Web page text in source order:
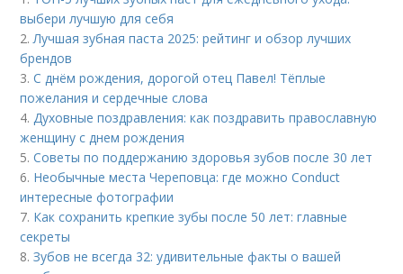
выбери лучшую для себя
2.Лучшая зубная паста 2025: рейтинг и обзор лучших
брендов
3.С днём рождения, дорогой отец Павел! Тёплые
пожелания и сердечные слова
4.Духовные поздравления: как поздравить православную
женщину с днем рождения
5.Советы по поддержанию здоровья зубов после 30 лет
6. Необычные места Череповца: где можно Conduct
интересные фотографии
7. Как сохранить крепкие зубы после 50 лет: главные
секреты
8.Зубов не всегда 32: удивительные факты о вашей